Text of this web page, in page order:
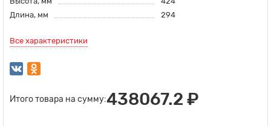
Длина, мм
294
Все характеристики
Итого товара на сумму:438067.2 ₽